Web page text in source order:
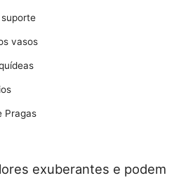
vasos
Pragas
exuberantes e podem